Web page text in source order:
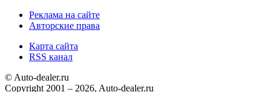
Реклама на сайте
Авторские права
Карта сайта
RSS канал
© Auto-dealer.ru
Copyright 2001 – 2026, Auto-dealer.ru